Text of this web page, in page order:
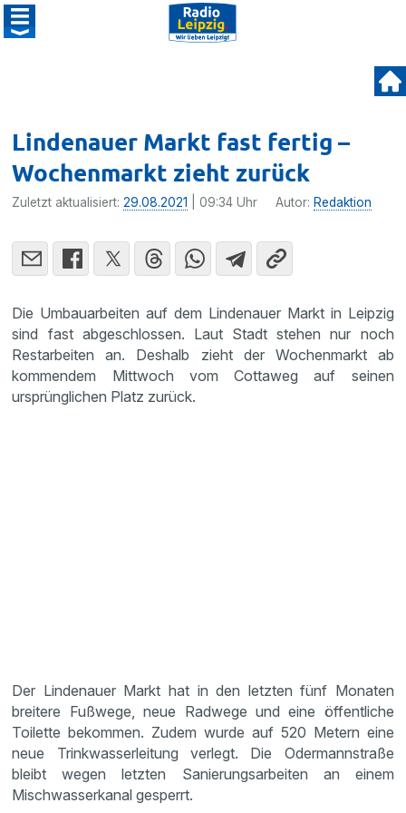
Lindenauer Markt fast fertig –
Wochenmarkt zieht zurück
Zuletzt aktualisiert:29.08.2021 | 09:34 Uhr Autor: Redaktion
Die Umbauarbeiten auf dem Lindenauer Markt in Leipzig
sind fast abgeschlossen. Laut Stadt stehen nur noch
Restarbeiten an. Deshalb zieht der Wochenmarkt ab
kommendem Mittwoch vom Cottaweg auf seinen
ursprünglichen Platz zurück.
Der Lindenauer Markt hat in den letzten fünf Monaten
breitere Fußwege, neue Radwege und eine öffentliche
Toilette bekommen. Zudem wurde auf 520 Metern eine
neue Trinkwasserleitung verlegt. Die Odermannstraße
bleibt wegen letzten Sanierungsarbeiten an einem
Mischwasserkanal gesperrt.